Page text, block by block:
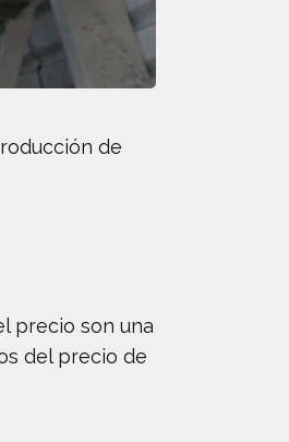
de
precio son una
del precio de